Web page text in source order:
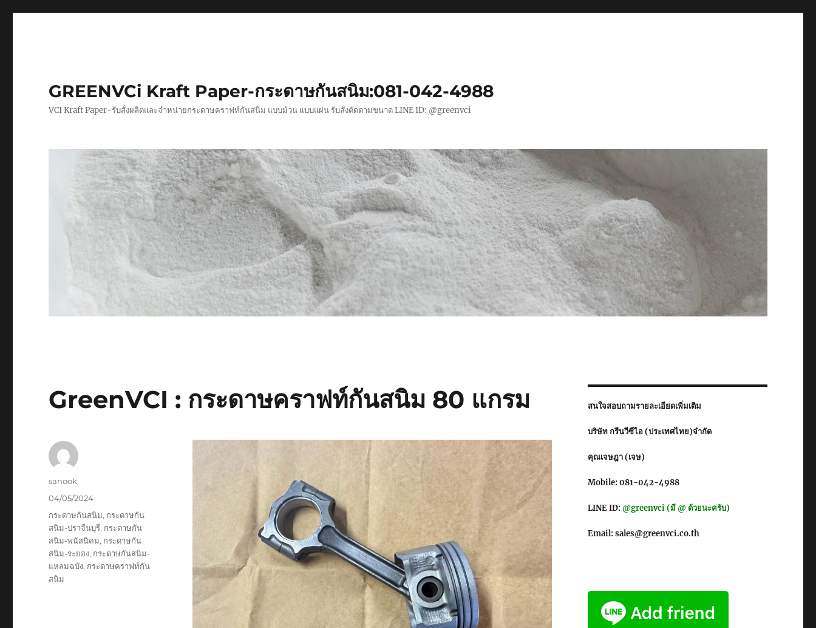
GREENVCi Kraft Paper-กระดาษกันสนิม:081-042-4988
VCI Kraft Paper-รับสั่งผลิตและจำหน่ายกระดาษคราฟท์กันสนิม แบบม้วน แบบแผ่น รับสั่งตัดตามขนาด LINE ID: @greenvci
GreenVCI : กระดาษคราฟท์กันสนิม 80 แกรม
Author
sanook
Posted
04/05/2024
Tags
กระดาษกันสนิม, กระดาษกัน
สนิม-ปราจีนบุรี, กระดาษกัน
สนิม-พนัสนิคม, กระดาษกัน
สนิม-ระยอง, กระดาษกันสนิม-
แหลมฉบัง, กระดาษคราฟท์กัน
สนิม
สนใจสอบถามรายละเอียดเพิ่มเติม
บริษัท กรีนวีซีไอ (ประเทศไทย)จำกัด
คุณเจษฎา (เจษ)
Mobile: 081-042-4988
LINE ID: @greenvci (มี @ ด้วยนะครับ)
Email: sales@greenvci.co.th